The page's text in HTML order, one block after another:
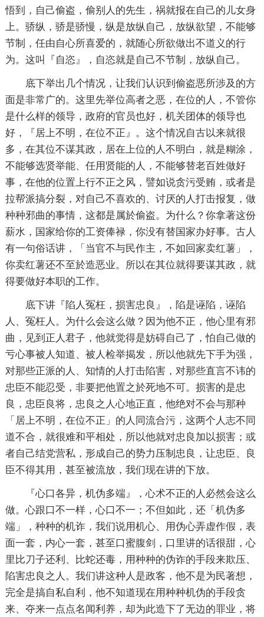
悟到，自己偷盗，偷别人的先生，祸就报在自己的儿女身
上。骄纵，骄是骄慢，纵是放纵自己，放纵欲望，不能够
节制，任由自心所喜爱的，就随心所欲做出不道义的行
为。这叫『自恣』，自恣就是自己不节制，放纵自己。
底下举出几个情况，让我们认识到偷盗恶所涉及的方
面是非常广的。这里先举位高者之恶，在位的人，不管你
是什么样的领导，政府的官员也好，机关团体的领导也
好，『居上不明，在位不正』。这个情况自古以来就很
多，在其位不谋其政，居在上位的人不明白，就是糊涂，
不能够选贤举能、任用贤能的人，不能够替老百姓做好
事，在他的位置上行不正之风，譬如说贪污受贿，或者是
拉帮派搞分裂，对自己不喜欢的、讨厌的人打击报复，做
种种邪曲的事情，这都是属於偷盗。为什么？你拿著这份
薪水，国家给你的工资俸禄，你没有替国家办好事。古人
有一句俗话讲，「当官不与民作主，不如回家卖红薯」，
你卖红薯还不至於造恶业。所以在其位就得要谋其政，就
得要做好本职的工作。
底下讲『陷人冤枉，损害忠良』，陷是诬陷，诬陷
人、冤枉人。为什么会这么做？因为他不正，他心里有邪
曲，见到正人君子，他就觉得是妨碍自己了，怕自己做的
亏心事被人知道、被人检举揭发，所以他就先下手为强，
对那些正派的人、知情的人打击陷害，对那些直言不讳的
忠臣不能忍受，非要把他置之於死地不可。损害的是忠
良，忠臣良将，忠良之人心地正直，他绝对不会与那种
「居上不明，在位不正」的人同流合污，这两个人志不同
道不合，就很难和平相处，所以他就对忠良加以损害；或
者自己结党营私，形成自己的势力压制忠良，让忠臣、良
臣不得其用，甚至被流放，我们现在讲的下放。
『心口各异，机伪多端』，心术不正的人必然会这么
做。心跟口不一样，心口不一；不但如此，还「机伪多
端」，种种的机诈，我们说用机心、用伪心弄虚作假，表
面一套，内心一套，甚至口蜜腹剑，口里讲的话很甜，心
里比刀子还利、比蛇还毒，用种种的伪诈的手段来欺压、
陷害忠良之人。我们讲这种人是政客，他不是为民著想，
完全是搞自私自利，他不知道现在用种种机伪的手段贪
来、夺来一点点名闻利养，却为此造下了无边的罪业，将